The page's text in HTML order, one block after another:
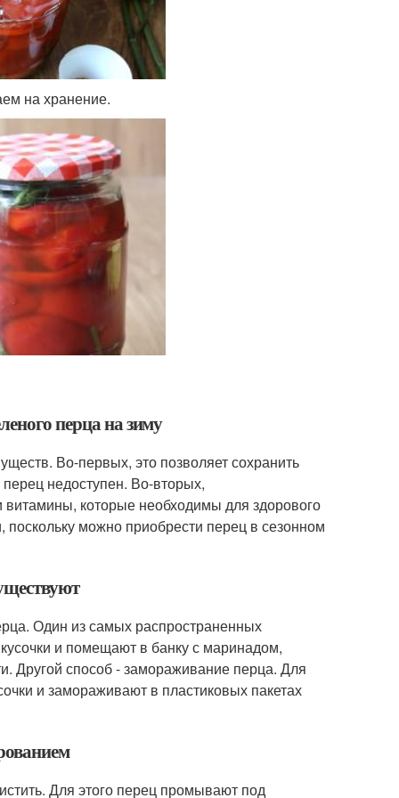
на хранение.
перца на зиму
Во-первых, это позволяет сохранить
недоступен. Во-вторых,
которые необходимы для здорового
поскольку можно приобрести перец в сезонном
Один из самых распространенных
и помещают в банку с маринадом,
Другой способ - замораживание перца. Для
и замораживают в пластиковых пакетах
Для этого перец промывают под